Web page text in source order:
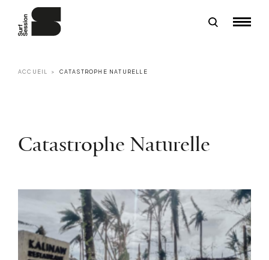
ACCUEIL CATASTROPHE NATURELLE
Catastrophe Naturelle